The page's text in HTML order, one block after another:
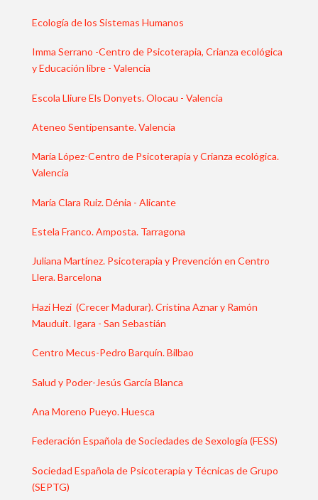
Ecología de los Sistemas Humanos
Imma Serrano -Centro de Psicoterapia, Crianza ecológica
y Educación libre - Valencia
Escola Lliure Els Donyets. Olocau - Valencia
Ateneo Sentipensante. Valencia
María López-Centro de Psicoterapia y Crianza ecológica.
Valencia
María Clara Ruiz. Dénia - Alicante
Estela Franco. Amposta. Tarragona
Juliana Martínez. Psicoterapia y Prevención en Centro
Llera. Barcelona
Hazi Hezi (Crecer Madurar). Cristina Aznar y Ramón
Mauduit. Igara - San Sebastián
Centro Mecus-Pedro Barquín. Bilbao
Salud y Poder-Jesús García Blanca
Ana Moreno Pueyo. Huesca
Federación Española de Sociedades de Sexología (FESS)
Sociedad Española de Psicoterapia y Técnicas de Grupo
(SEPTG)